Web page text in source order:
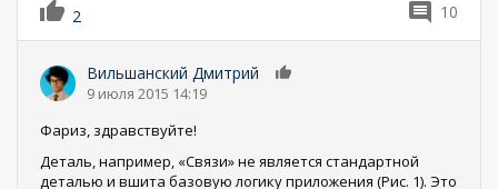
2 10
Вильшанский Дмитрий
9 июля 2015 14:19
Фариз, здравствуйте!
Деталь, например, «Связи» не является стандартной
деталью и вшита базовую логику приложения (Рис. 1). Это